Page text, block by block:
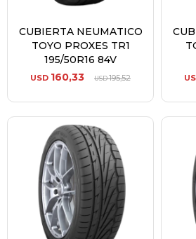
CUBIERTA NEUMATICO
TOYO PROXES TR1
195/50R16 84V
USD 160,33 USD195,52